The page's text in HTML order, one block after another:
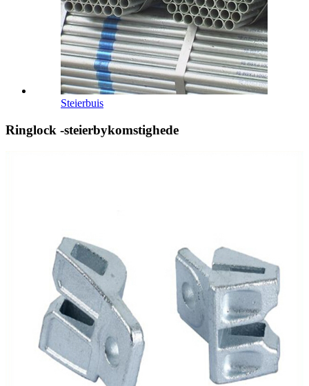
Steierbuis
Ringlock -steierbykomstighede